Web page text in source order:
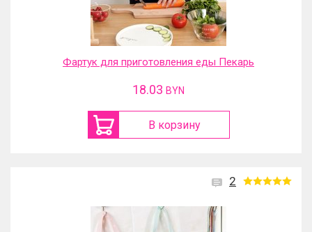
Фартук для приготовления еды Пекарь
18.03 BYN
В корзину
2